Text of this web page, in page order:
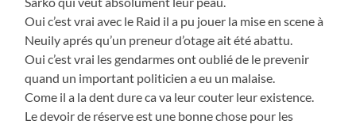
Oui c’est vrai avec le Raid il a pu jouer la mise en scene à
Neuily aprés qu’un preneur d’otage ait été abattu.
Oui c’est vrai les gendarmes ont oublié de le prevenir
quand un important politicien a eu un malaise.
Come il a la dent dure ca va leur couter leur existence.
Le devoir de réserve est une bonne chose pour les